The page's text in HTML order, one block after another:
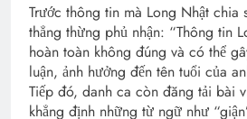
Trước thông tin mà Long Nhật chia
thẳng thừng phủ nhận: “Thông tin
hoàn toàn không đúng và có thể
luận, ảnh hưởng đến tên tuổi của
Tiếp đó, danh ca còn đăng tải bài
khẳng định những từ ngữ như